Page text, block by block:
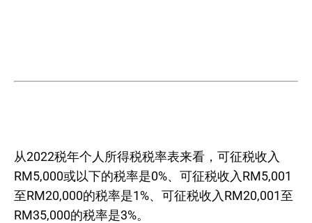
从2022税年个人所得税税率表来看，可征税收入
RM5,000或以下的税率是0%、可征税收入RM5,001
至RM20,000的税率是1%、可征税收入RM20,001至
RM35,000的税率是3%。